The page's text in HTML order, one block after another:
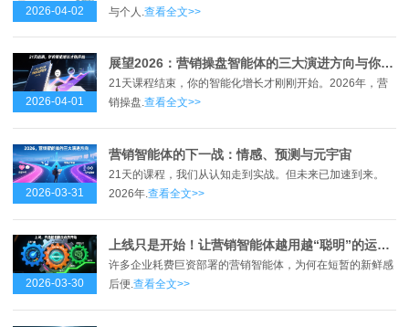
2026-04-02
与个人. 查看全文>>
2026-04-01
展望2026：营销操盘智能体的三大演进方向与你的行动清单
21天课程结束，你的智能化增长才刚刚开始。2026年，营
销操盘.查看全文>>
2026-03-31
营销智能体的下一战：情感、预测与元宇宙
21天的课程，我们从认知走到实战。但未来已加速到来。
2026年. 查看全文>>
2026-03-30
上线只是开始！让营销智能体越用越“聪明”的运营心法
许多企业耗费巨资部署的营销智能体，为何在短暂的新鲜感
后便.查看全文>>